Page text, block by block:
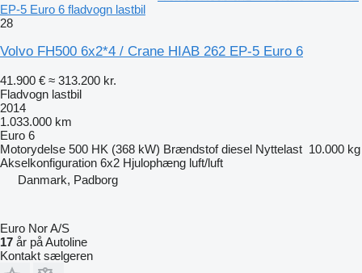
EP-5 Euro 6 fladvogn lastbil
28
Volvo FH500 6x2*4 / Crane HIAB 262 EP-5 Euro 6
41.900 € ≈ 313.200 kr.
Fladvogn lastbil
2014
1.033.000 km
Euro 6
Motorydelse 500 HK (368 kW) Brændstof diesel Nyttelast 10.000 kg
Akselkonfiguration 6x2 Hjulophæng luft/luft
Danmark, Padborg
Euro Nor A/S
17 år på Autoline
Kontakt sælgeren